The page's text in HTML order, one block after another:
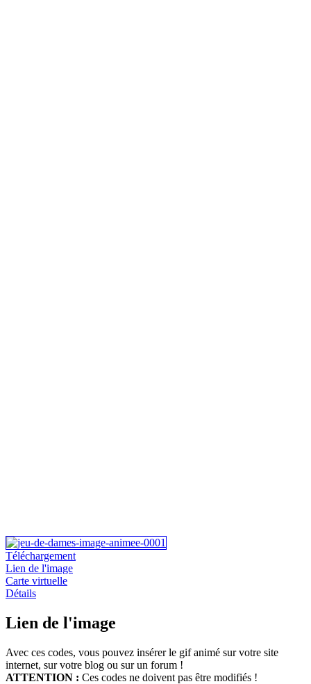
Téléchargement
Lien de l'image
Carte virtuelle
Détails
Lien de l'image
Avec ces codes, vous pouvez insérer le gif animé sur votre site
internet, sur votre blog ou sur un forum !
ATTENTION : Ces codes ne doivent pas être modifiés !